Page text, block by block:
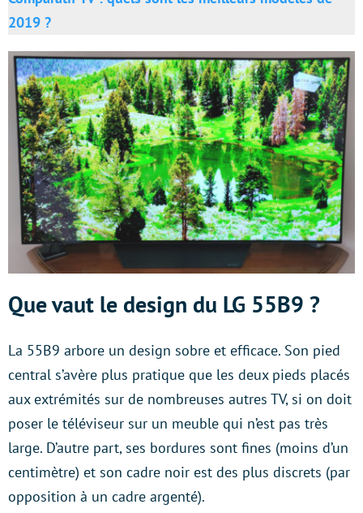
2019 ?
Que vaut le design du LG 55B9 ?
La 55B9 arbore un design sobre et efficace. Son pied
central s’avère plus pratique que les deux pieds placés
aux extrémités sur de nombreuses autres TV, si on doit
poser le téléviseur sur un meuble qui n’est pas très
large. D’autre part, ses bordures sont fines (moins d’un
centimètre) et son cadre noir est des plus discrets (par
opposition à un cadre argenté).